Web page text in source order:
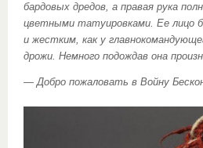
бардовых дредов, а правая рука
цветными татуировками. Ее лицо
и жестким, как у
дрожи. Немного подождав она
— Добро пожаловать в Войну